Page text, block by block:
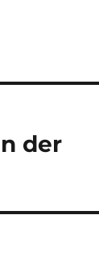
der